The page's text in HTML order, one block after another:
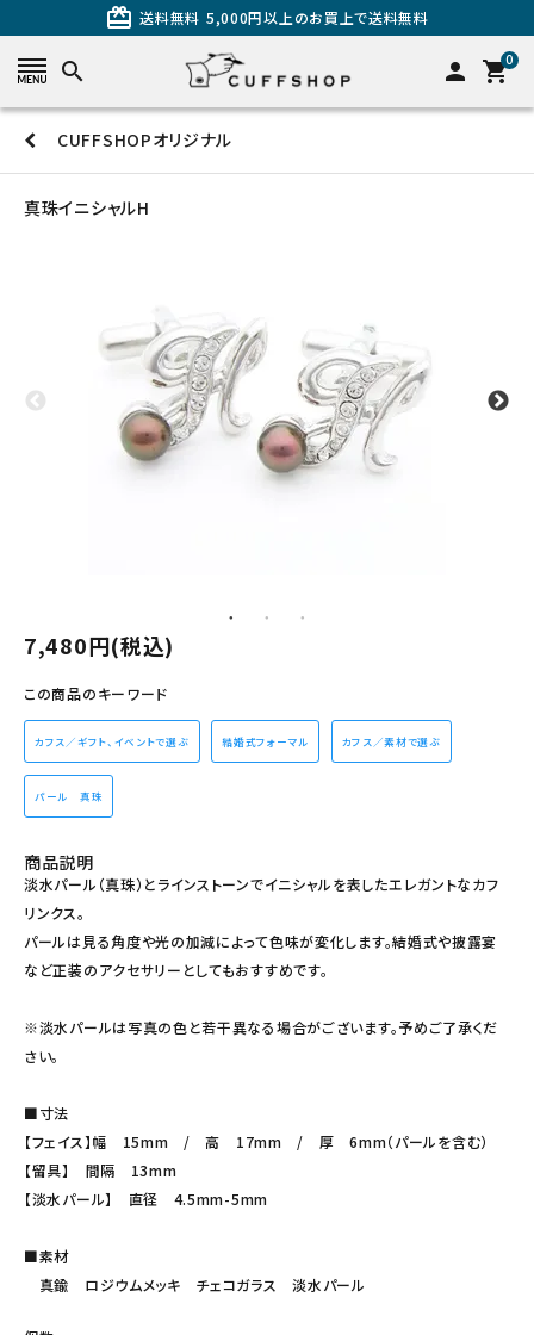
card_giftcard 送料無料 5,000円以上のお買上で送料無料
search person 0
shopping_cart
カテゴリーから探す
修理・交換
カフス相談室
お問い合わせ
CUFFSHOPオリジナル
真珠イニシャルH
7,480円(税込)
この商品のキーワード
カフス／ギフト、イベントで選ぶ 結婚式フォーマル カフス／素材で選ぶ
パール 真珠
商品説明
淡水パール（真珠）とラインストーンでイニシャルを表したエレガントなカフ
リンクス。
パールは見る角度や光の加減によって色味が変化します。結婚式や披露宴
など正装のアクセサリーとしてもおすすめです。
※淡水パールは写真の色と若干異なる場合がございます。予めご了承くだ
さい。
■寸法
【フェイス】幅 15mm / 高 17mm / 厚 6mm（パールを含む）
【留具】 間隔 13mm
【淡水パール】 直径 4.5mm-5mm
■素材
真鍮 ロジウムメッキ チェコガラス 淡水パール